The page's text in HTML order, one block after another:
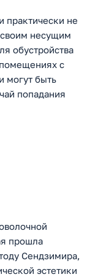
практически не
несущим
обустройства
с
могут быть
попадания
прошла
Сендзимира,
эстетики